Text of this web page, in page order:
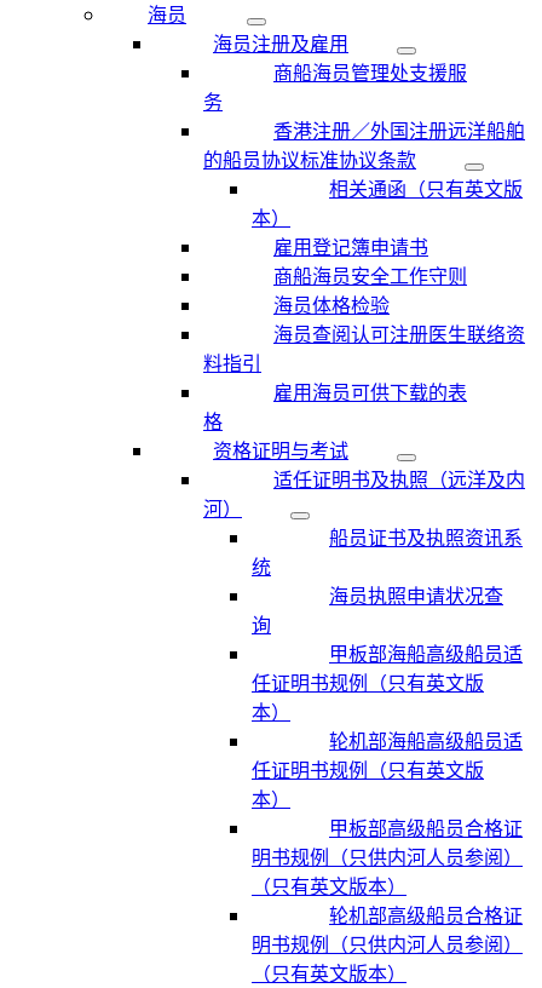
海员
海员注册及雇用
商船海员管理处支援服
务
香港注册／外国注册远洋船舶
的船员协议标准协议条款
相关通函（只有英文版
本）
雇用登记簿申请书
商船海员安全工作守则
海员体格检验
海员查阅认可注册医生联络资
料指引
雇用海员可供下载的表
格
资格证明与考试
适任证明书及执照（远洋及内
河）
船员证书及执照资讯系
统
海员执照申请状况查
询
甲板部海船高级船员适
任证明书规例（只有英文版
本）
轮机部海船高级船员适
任证明书规例（只有英文版
本）
甲板部高级船员合格证
明书规例（只供内河人员参阅）
（只有英文版本）
轮机部高级船员合格证
明书规例（只供内河人员参阅）
（只有英文版本）